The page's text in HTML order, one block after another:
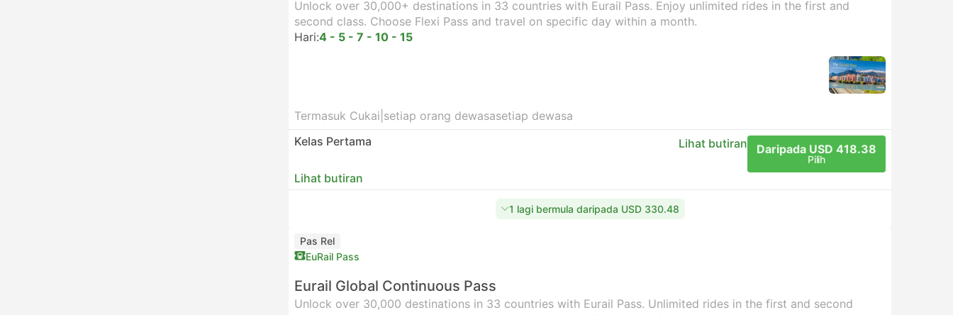
Unlock over 30,000+ destinations in 33 countries with Eurail Pass. Enjoy unlimited rides in the first and
second class. Choose Flexi Pass and travel on specific day within a month.
Hari:4 - 5 - 7 - 10 - 15
Termasuk Cukai setiap orang dewasasetiap dewasa
Kelas Pertama
Lihat butiran Daripada USD 418.38
Pilih
Lihat butiran
1 lagi bermula daripada USD 330.48
Pas Rel
EuRail Pass
Eurail Global Continuous Pass
Unlock over 30,000 destinations in 33 countries with Eurail Pass. Unlimited rides in the first and second